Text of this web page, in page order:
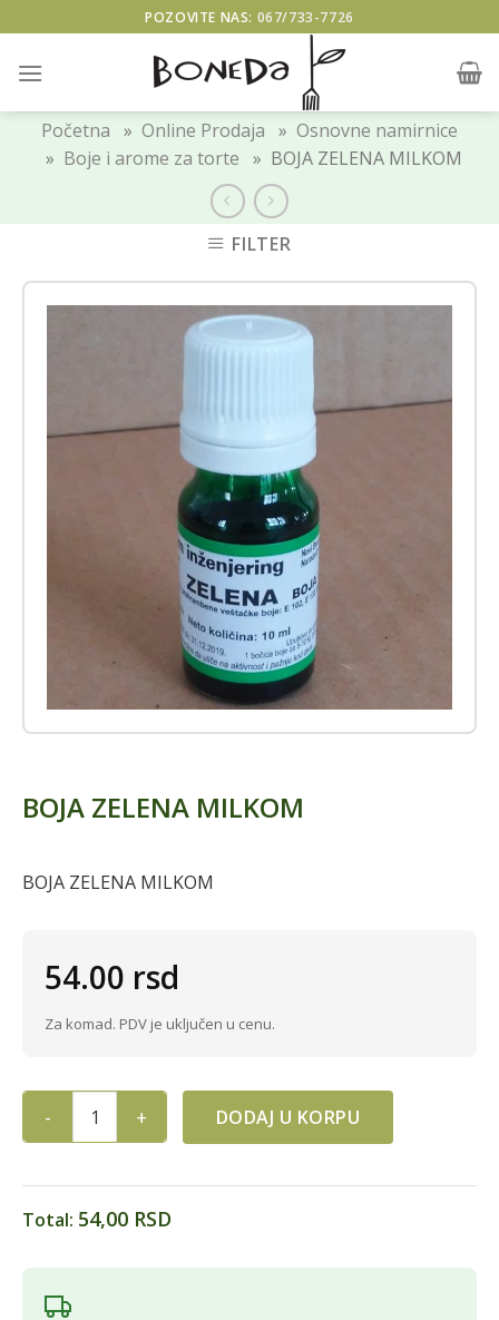
to
content
POZOVITE NAS: 067/733-7726
Početna » Online Prodaja » Osnovne namirnice
» Boje i arome za torte » BOJA ZELENA MILKOM
FILTER
BOJA ZELENA MILKOM
BOJA ZELENA MILKOM
54.00 rsd
Za komad. PDV je uključen u cenu.
BOJA ZELENA MILKOM quantityDODAJ U KORPU
Total: 54,00 RSD